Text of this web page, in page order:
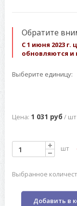
Обратите
С 1 июня 2023 г.
обновляются и
Выберите единицу:
Цена: 1 031 руб / шт
шт
Выбранное
Добавить в